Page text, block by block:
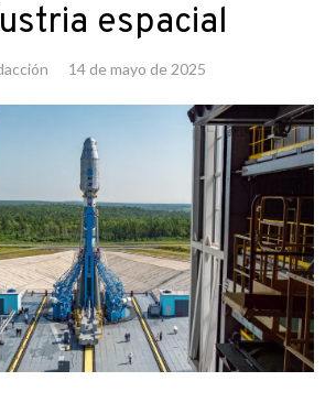
espacial
14 de mayo de 2025